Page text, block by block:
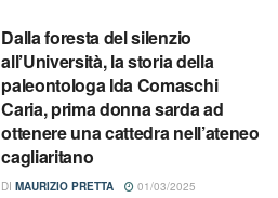
Dalla foresta del silenzio
all’Università, la storia della
paleontologa Ida Comaschi
Caria, prima donna sarda ad
ottenere una cattedra nell’ateneo
cagliaritano
DI MAURIZIO PRETTA 01/03/2025